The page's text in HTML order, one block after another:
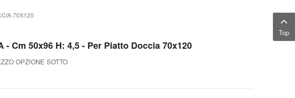
70X120
- Cm 50x96 H: 4,5 - Per Piatto Doccia 70x120
OPZIONE SOTTO
Top